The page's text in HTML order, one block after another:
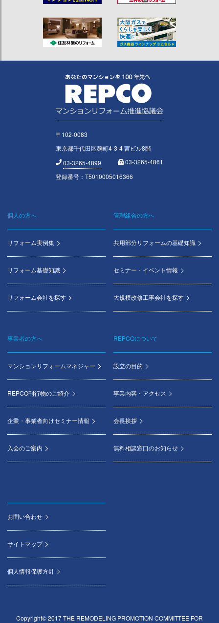
〒102-0083
東京都千代田区麹町4-3-4 宮ビル8階
03-3265-4899
03-3265-4861
登録番号：T5010005016366
Footer
menu
個人の方へ
リフォーム実例集
リフォーム基礎知識
リフォーム会社を探す
管理組合の方へ
共用部分リフォームの基礎知識
セミナー・イベント情報
大規模改修工事会社を探す
事業者の方へ
マンションリフォームマネジャー
REPCO刊行物のご紹介
企業・事業者向けセミナー情報
入会のご案内
REPCOについて
設立の目的
事業内容・アクセス
会長挨拶
無料相談窓口のお知らせ
お問い合わせ
サイトマップ
個人情報保護方針
Copyright© 2017 THE REMODELING PROMOTION COMMITTEE FOR